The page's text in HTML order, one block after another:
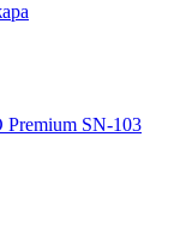
SN-103